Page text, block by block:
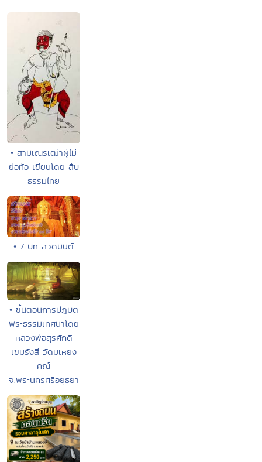
• สามเณรเฒ่าผู้ไม่
ย่อท้อ เขียนโดย สืบ
ธรรมไทย
• 7 บท สวดมนต์
• ขั้นตอนการปฏิบัติ
พระธรรมเทศนาโดย
หลวงพ่อสุรศักดิ์
เขมรังสี วัดมเหยง
คณ์
จ.พระนครศรีอยุธยา